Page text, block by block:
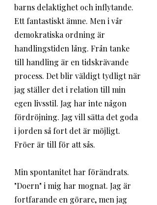
barns delaktighet och inflytande.
Ett fantastiskt ämne. Men i vår
demokratiska ordning är
handlingstiden lång. Från tanke
till handling är en tidskrävande
process. Det blir väldigt tydligt när
jag ställer det i relation till min
egen livsstil. Jag har inte någon
fördröjning. Jag vill sätta det goda
i jorden så fort det är möjligt.
Fröer är till för att sås.
Min spontanitet har förändrats.
"Doern" i mig har mognat. Jag är
fortfarande en görare, men jag